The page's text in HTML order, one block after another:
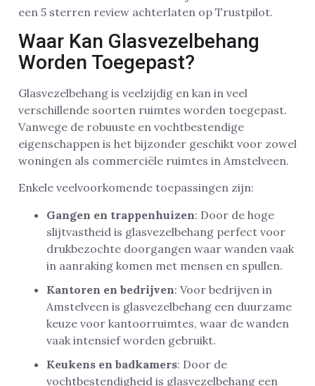
een 5 sterren review achterlaten op Trustpilot.
Waar Kan Glasvezelbehang
Worden Toegepast?
Glasvezelbehang is veelzijdig en kan in veel
verschillende soorten ruimtes worden toegepast.
Vanwege de robuuste en vochtbestendige
eigenschappen is het bijzonder geschikt voor zowel
woningen als commerciële ruimtes in Amstelveen.
Enkele veelvoorkomende toepassingen zijn:
Gangen en trappenhuizen: Door de hoge
slijtvastheid is glasvezelbehang perfect voor
drukbezochte doorgangen waar wanden vaak
in aanraking komen met mensen en spullen.
Kantoren en bedrijven: Voor bedrijven in
Amstelveen is glasvezelbehang een duurzame
keuze voor kantoorruimtes, waar de wanden
vaak intensief worden gebruikt.
Keukens en badkamers: Door de
vochtbestendigheid is glasvezelbehang een